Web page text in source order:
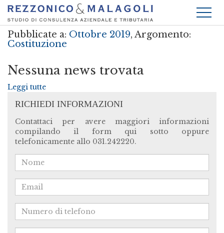
Pubblicate a: Ottobre 2019, Argomento:
Costituzione
Nessuna news trovata
Leggi tutte
RICHIEDI INFORMAZIONI
Contattaci per avere maggiori informazioni
compilando il form qui sotto oppure
telefonicamente allo 031.242220.